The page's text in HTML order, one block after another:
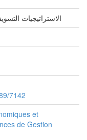
الاستراتيجيات
7142
et
de Gestion